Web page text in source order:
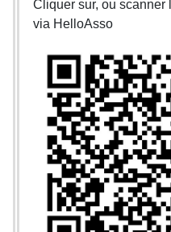
Cliquer sur, ou scanner
via HelloAsso